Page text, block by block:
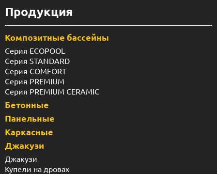
Продукция
Композитные бассейны
Серия ECOPOOL
Серия STANDARD
Серия COMFORT
Серия PREMIUM
Серия PREMIUM CERAMIC
Бетонные
Панельные
Каркасные
Джакузи
Джакузи
Купели на дровах